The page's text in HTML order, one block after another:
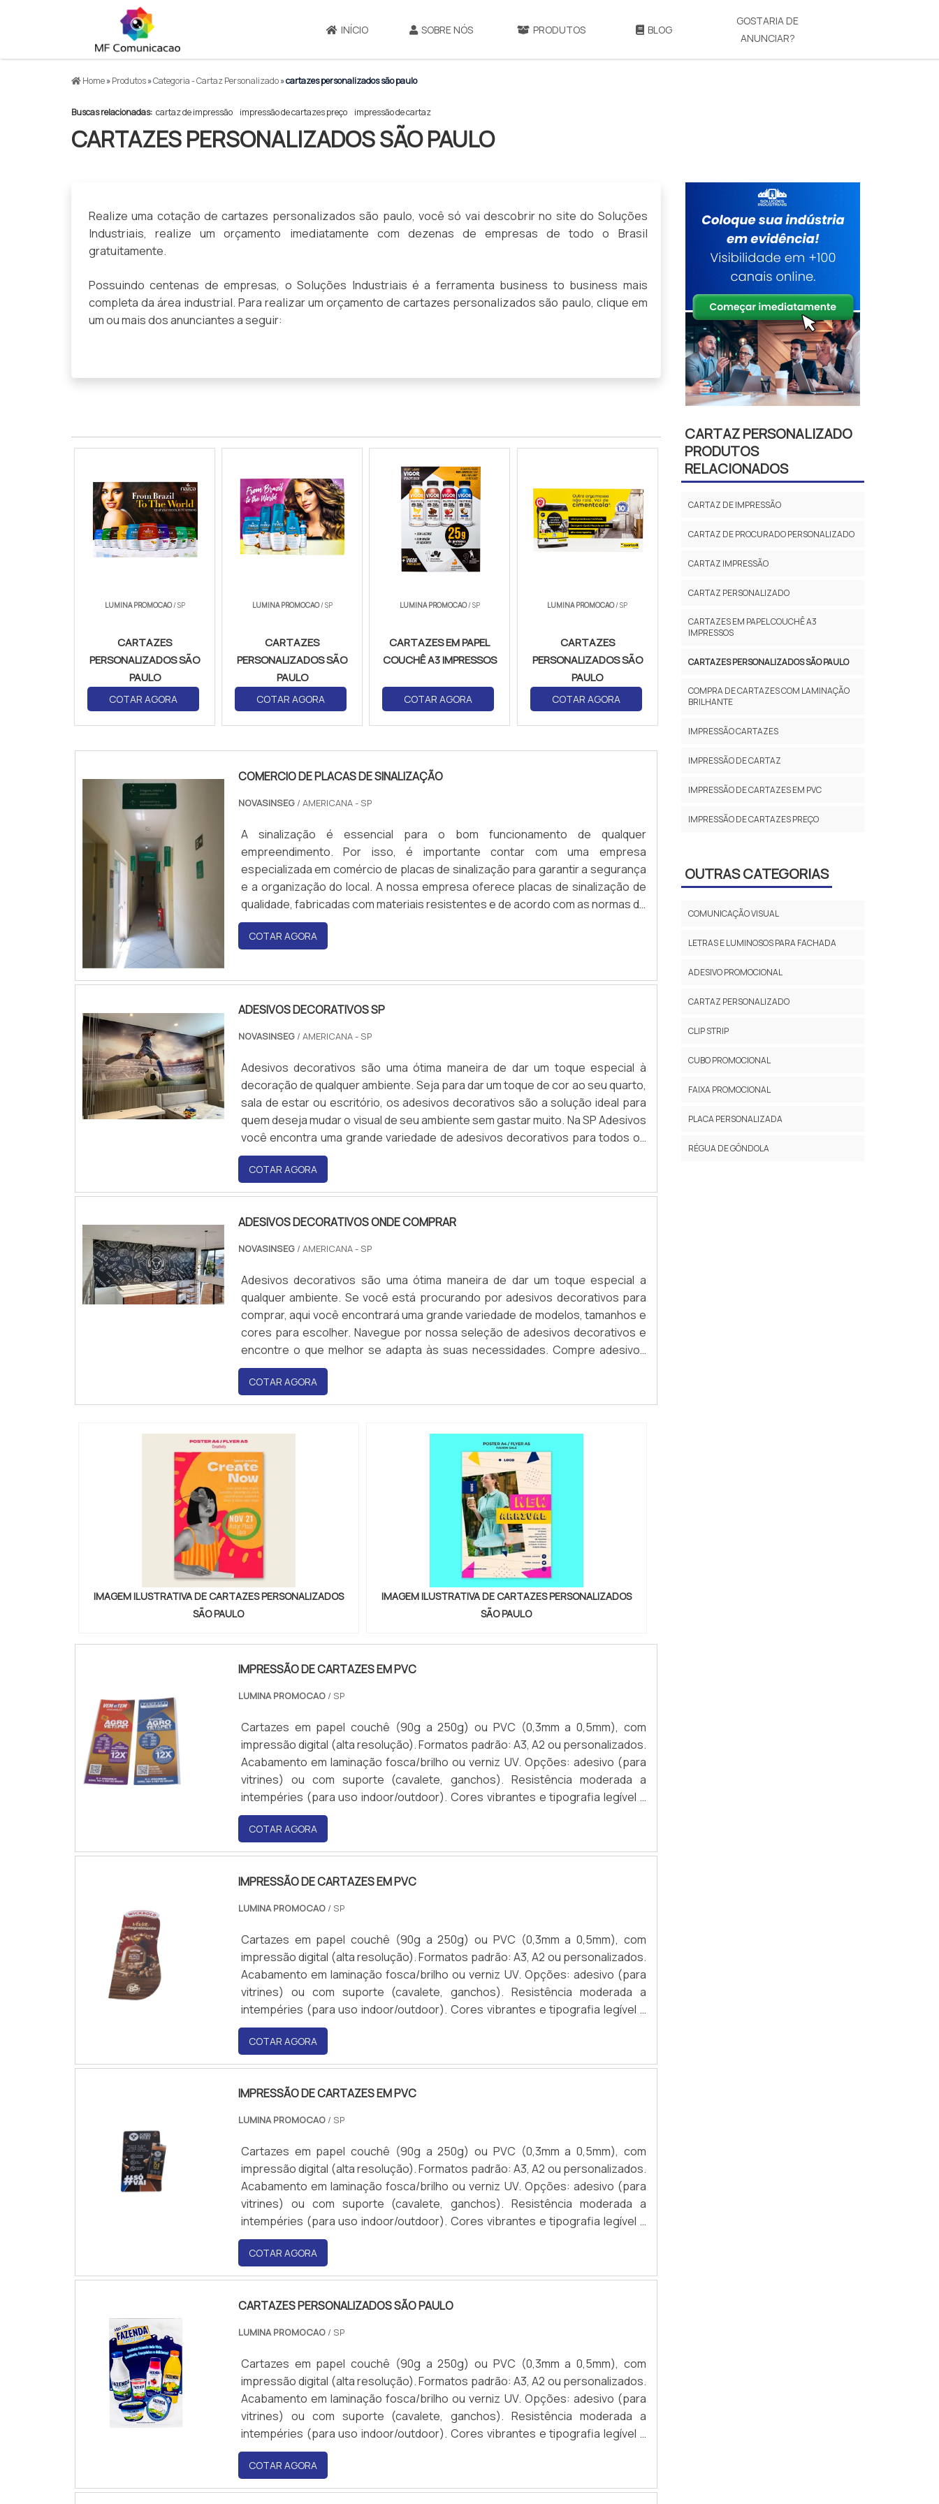
INÍCIO SOBRE NÓS PRODUTOS BLOG
GOSTARIA DE
ANUNCIAR?
Home»Produtos»Categoria - Cartaz Personalizado»cartazes personalizados são paulo
Buscas relacionadas: cartaz de impressão impressão de cartazes preço impressão de cartaz
CARTAZES PERSONALIZADOS SÃO PAULO
Realize uma cotação de cartazes personalizados são paulo, você só vai descobrir no site do Soluções
Industriais, realize um orçamento imediatamente com dezenas de empresas de todo o Brasil
gratuitamente.
Possuindo centenas de empresas, o Soluções Industriais é a ferramenta business to business mais
completa da área industrial. Para realizar um orçamento de cartazes personalizados são paulo, clique em
um ou mais dos anunciantes a seguir:
LUMINA PROMOCAO/ SP
CARTAZES
PERSONALIZADOS SÃO
PAULO
COTAR AGORA
LUMINA PROMOCAO/ SP
CARTAZES
PERSONALIZADOS SÃO
PAULO
COTAR AGORA
LUMINA PROMOCAO/ SP
CARTAZES EM PAPEL
COUCHÊ A3 IMPRESSOS
COTAR AGORA
LUMINA PROMOCAO/ SP
CARTAZES
PERSONALIZADOS SÃO
PAULO
COTAR AGORA
COMERCIO DE PLACAS DE SINALIZAÇÃO
NOVASINSEG/ AMERICANA - SP
A sinalização é essencial para o bom funcionamento de qualquer
empreendimento. Por isso, é importante contar com uma empresa
especializada em comércio de placas de sinalização para garantir a segurança
e a organização do local. A nossa empresa oferece placas de sinalização de
qualidade, fabricadas com materiais resistentes e de acordo com as normas de
segurança vigentes. Além disso, contamos com profissionais qualificados para
auxiliar na escolha do melhor produto para cada necessidade. Entre em
COTAR AGORA
ADESIVOS DECORATIVOS SP
NOVASINSEG/ AMERICANA - SP
Adesivos decorativos são uma ótima maneira de dar um toque especial à
decoração de qualquer ambiente. Seja para dar um toque de cor ao seu quarto,
sala de estar ou escritório, os adesivos decorativos são a solução ideal para
quem deseja mudar o visual de seu ambiente sem gastar muito. Na SP Adesivos
você encontra uma grande variedade de adesivos decorativos para todos os
gostos e estilos. Venha conferir!
COTAR AGORA
ADESIVOS DECORATIVOS ONDE COMPRAR
NOVASINSEG/ AMERICANA - SP
Adesivos decorativos são uma ótima maneira de dar um toque especial a
qualquer ambiente. Se você está procurando por adesivos decorativos para
comprar, aqui você encontrará uma grande variedade de modelos, tamanhos e
cores para escolher. Navegue por nossa seleção de adesivos decorativos e
encontre o que melhor se adapta às suas necessidades. Compre adesivos
decorativos online com segurança e facilidade.
COTAR AGORA
IMAGEM ILUSTRATIVA DE CARTAZES PERSONALIZADOS
SÃO PAULO
IMAGEM ILUSTRATIVA DE CARTAZES PERSONALIZADOS
SÃO PAULO
IMPRESSÃO DE CARTAZES EM PVC
LUMINA PROMOCAO/ SP
Cartazes em papel couchê (90g a 250g) ou PVC (0,3mm a 0,5mm), com
impressão digital (alta resolução). Formatos padrão: A3, A2 ou personalizados.
Acabamento em laminação fosca/brilho ou verniz UV. Opções: adesivo (para
vitrines) ou com suporte (cavalete, ganchos). Resistência moderada a
intempéries (para uso indoor/outdoor). Cores vibrantes e tipografia legível à
distância.
COTAR AGORA
IMPRESSÃO DE CARTAZES EM PVC
LUMINA PROMOCAO/ SP
Cartazes em papel couchê (90g a 250g) ou PVC (0,3mm a 0,5mm), com
impressão digital (alta resolução). Formatos padrão: A3, A2 ou personalizados.
Acabamento em laminação fosca/brilho ou verniz UV. Opções: adesivo (para
vitrines) ou com suporte (cavalete, ganchos). Resistência moderada a
intempéries (para uso indoor/outdoor). Cores vibrantes e tipografia legível à
distância.
COTAR AGORA
IMPRESSÃO DE CARTAZES EM PVC
LUMINA PROMOCAO/ SP
Cartazes em papel couchê (90g a 250g) ou PVC (0,3mm a 0,5mm), com
impressão digital (alta resolução). Formatos padrão: A3, A2 ou personalizados.
Acabamento em laminação fosca/brilho ou verniz UV. Opções: adesivo (para
vitrines) ou com suporte (cavalete, ganchos). Resistência moderada a
intempéries (para uso indoor/outdoor). Cores vibrantes e tipografia legível à
distância.
COTAR AGORA
CARTAZES PERSONALIZADOS SÃO PAULO
LUMINA PROMOCAO/ SP
Cartazes em papel couchê (90g a 250g) ou PVC (0,3mm a 0,5mm), com
impressão digital (alta resolução). Formatos padrão: A3, A2 ou personalizados.
Acabamento em laminação fosca/brilho ou verniz UV. Opções: adesivo (para
vitrines) ou com suporte (cavalete, ganchos). Resistência moderada a
intempéries (para uso indoor/outdoor). Cores vibrantes e tipografia legível à
distância.
COTAR AGORA
CARTAZ PERSONALIZADO
PRODUTOS
RELACIONADOS
CARTAZ DE IMPRESSÃO
CARTAZ DE PROCURADO PERSONALIZADO
CARTAZ IMPRESSÃO
CARTAZ PERSONALIZADO
CARTAZES EM PAPEL COUCHÊ A3
IMPRESSOS
CARTAZES PERSONALIZADOS SÃO PAULO
COMPRA DE CARTAZES COM LAMINAÇÃO
BRILHANTE
IMPRESSÃO CARTAZES
IMPRESSÃO DE CARTAZ
IMPRESSÃO DE CARTAZES EM PVC
IMPRESSÃO DE CARTAZES PREÇO
OUTRAS CATEGORIAS
COMUNICAÇÃO VISUAL
LETRAS E LUMINOSOS PARA FACHADA
ADESIVO PROMOCIONAL
CARTAZ PERSONALIZADO
CLIP STRIP
CUBO PROMOCIONAL
FAIXA PROMOCIONAL
PLACA PERSONALIZADA
RÉGUA DE GÔNDOLA